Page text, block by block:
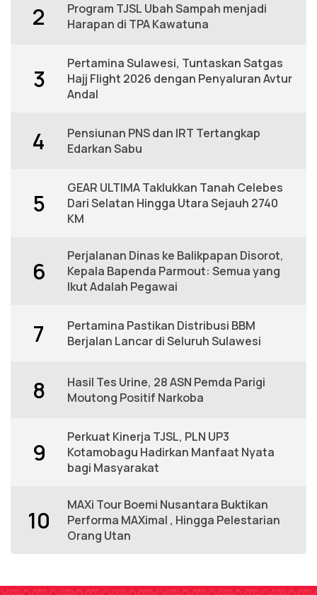
2
Program TJSL Ubah Sampah menjadi
Harapan di TPA Kawatuna
3
Pertamina Sulawesi, Tuntaskan Satgas
Hajj Flight 2026 dengan Penyaluran Avtur
Andal
4
Pensiunan PNS dan IRT Tertangkap
Edarkan Sabu
5
GEAR ULTIMA Taklukkan Tanah Celebes
Dari Selatan Hingga Utara Sejauh 2740
KM
6
Perjalanan Dinas ke Balikpapan Disorot,
Kepala Bapenda Parmout: Semua yang
Ikut Adalah Pegawai
7
Pertamina Pastikan Distribusi BBM
Berjalan Lancar di Seluruh Sulawesi
8
Hasil Tes Urine, 28 ASN Pemda Parigi
Moutong Positif Narkoba
9
Perkuat Kinerja TJSL, PLN UP3
Kotamobagu Hadirkan Manfaat Nyata
bagi Masyarakat
10
MAXi Tour Boemi Nusantara Buktikan
Performa MAXimal , Hingga Pelestarian
Orang Utan